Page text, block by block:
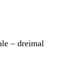
– dreimal